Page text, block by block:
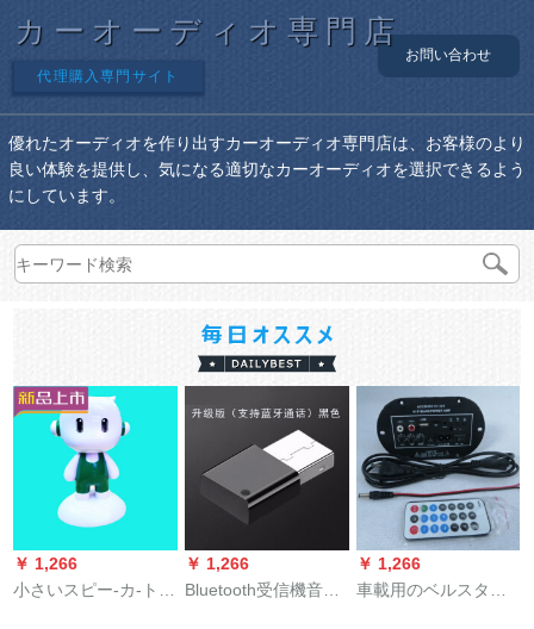
カーオーディオ専門店
代理購入専門サイト
お問い合わせ
優れたオーディオを作り出すカーオーディオ専門店は、お客様のより
良い体験を提供し、気になる適切なカーオーディオを選択できるよう
にしています。
￥ 1,266
小さいスピー-カ-トの
￥ 1,266
Bluetooth受信機音楽
￥ 1,266
車載用のベルスタン